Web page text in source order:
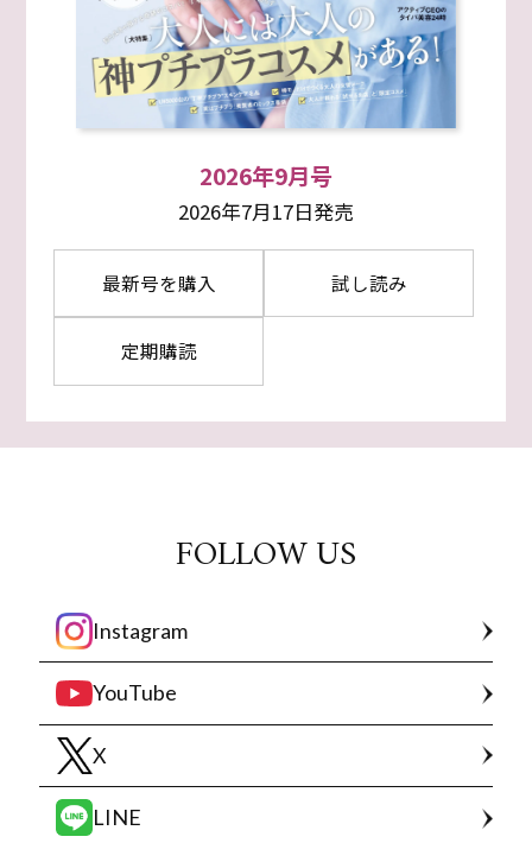
2026年9月号
2026年7月17日発売
最新号を購入 試し読み
定期購読
FOLLOW US
Instagram
YouTube
X
LINE